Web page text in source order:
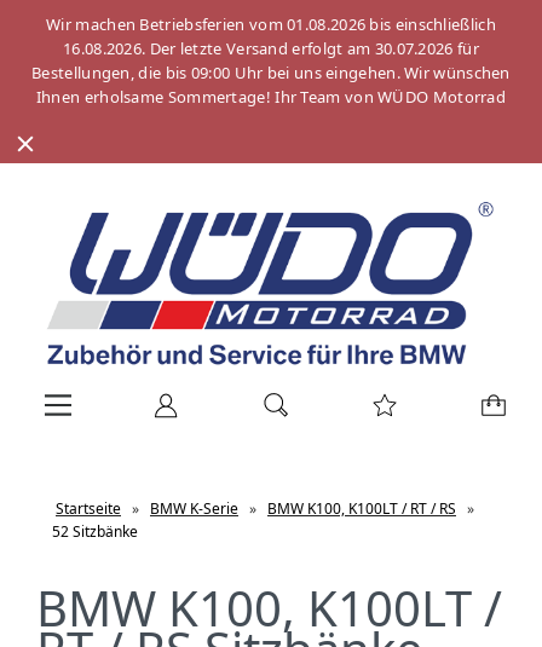
Wir machen Betriebsferien vom 01.08.2026 bis einschließlich
16.08.2026. Der letzte Versand erfolgt am 30.07.2026 für
Bestellungen, die bis 09:00 Uhr bei uns eingehen. Wir wünschen
Ihnen erholsame Sommertage! Ihr Team von WÜDO Motorrad
Startseite » BMW K-Serie » BMW K100, K100LT / RT / RS »
52 Sitzbänke
BMW K100, K100LT /